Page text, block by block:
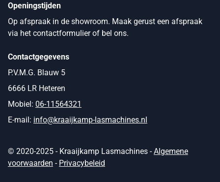
Openingstijden
Op afspraak in de showroom. Maak gerust een afspraak
via het contactformulier of bel ons.
Contactgegevens
P.V.M.G. Blauw 5
6666 LR Heteren
Mobiel: 06-11564321
E-mail: info@kraaijkamp-lasmachines.nl
© 2020-2025 - Kraaijkamp Lasmachines -Algemene
voorwaarden - Privacybeleid